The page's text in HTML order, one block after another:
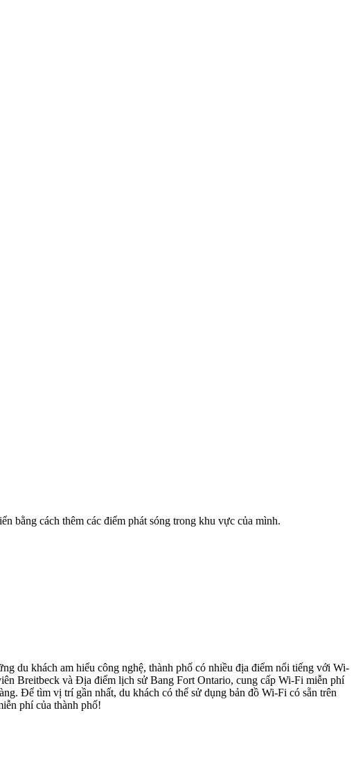
bằng cách thêm các điểm phát sóng trong khu vực của mình.
du khách am hiểu công nghệ, thành phố có nhiều địa điểm nổi tiếng với Wi-
Breitbeck và Địa điểm lịch sử Bang Fort Ontario, cung cấp Wi-Fi miễn phí
Để tìm vị trí gần nhất, du khách có thể sử dụng bản đồ Wi-Fi có sẵn trên
phí của thành phố!